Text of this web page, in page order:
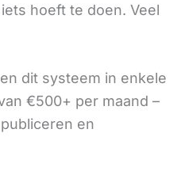
hoeft te doen. Veel
dit systeem in enkele
€500+ per maand –
en